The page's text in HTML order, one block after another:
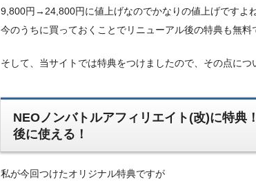
9,800円→24,800円に値上げなのでかなりの値上げですよね
今のうちに買っておくことでリニューアル後の特典も無料
そして、当サイトでは特典をつけましたので、その点につ
NEOノンバトルアフィリエイト(改)に特典
後に使える！
私が今回つけたオリジナル特典ですが